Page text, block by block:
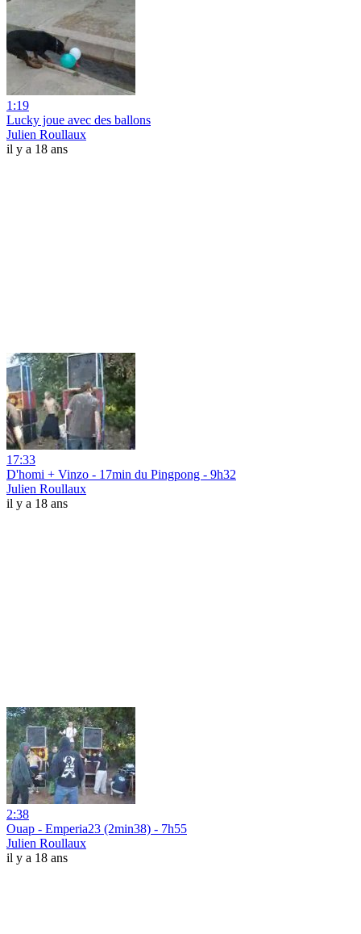
1:19
Lucky joue avec des ballons
Julien Roullaux
il y a 18 ans
17:33
D'homi + Vinzo - 17min du Pingpong - 9h32
Julien Roullaux
il y a 18 ans
2:38
Ouap - Emperia23 (2min38) - 7h55
Julien Roullaux
il y a 18 ans